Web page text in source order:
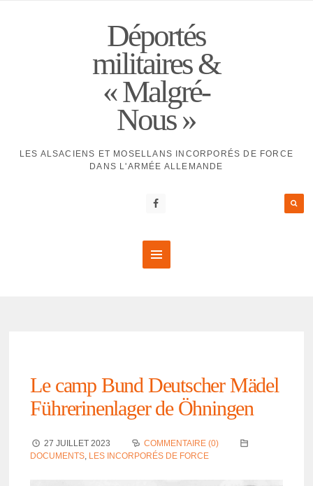
Déportés
militaires &
« Malgré-
Nous »
LES ALSACIENS ET MOSELLANS INCORPORÉS DE FORCE
DANS L'ARMÉE ALLEMANDE
Le camp Bund Deut­scher Mädel
Führe­ri­nen­la­ger de Öhnin­gen
27 JUILLET 2023
COMMENTAIRE (0)
DOCUMENTS, LES INCORPORÉS DE FORCE